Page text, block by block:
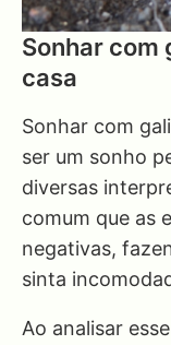
Sonhar com
casa
Sonhar com
ser um sonho
diversas
comum que as
negativas,
sinta
Ao analisar